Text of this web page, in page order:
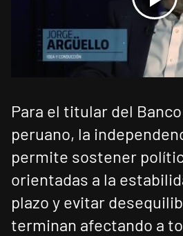
Para el titular del
peruano, la
permite sostener
orientadas a la
plazo y evitar
terminan afectando a